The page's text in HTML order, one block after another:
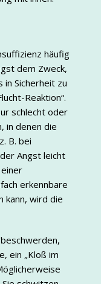
häufig
dem Zweck,
in Sicherheit zu
Reaktion“.
schlecht oder
in denen die
B. bei
Angst leicht
erkennbare
kann, wird die
ein „Kloß im